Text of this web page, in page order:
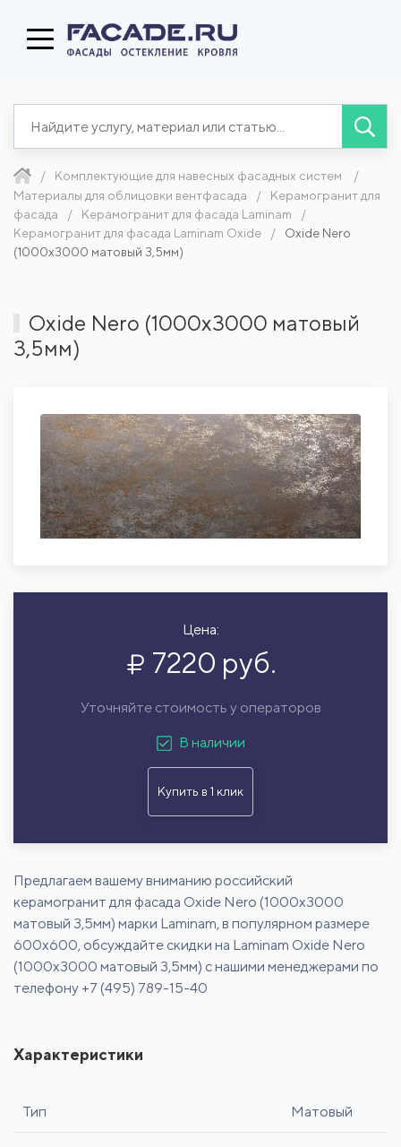
Комплектующие для навесных фасадных систем
Материалы для облицовки вентфасада
Керамогранит для
фасада
Керамогранит для фасада Laminam
Керамогранит для фасада Laminam Oxide
Oxide Nero
(1000x3000 матовый 3,5мм)
Oxide Nero (1000x3000 матовый
3,5мм)
Цена:
7220 руб.
Уточняйте стоимость у операторов
В наличии
Купить в 1 клик
Предлагаем вашему вниманию российский
керамогранит для фасада Oxide Nero (1000x3000
матовый 3,5мм) марки Laminam, в популярном размере
600х600, обсуждайте скидки на Laminam Oxide Nero
(1000x3000 матовый 3,5мм) с нашими менеджерами по
телефону +7 (495) 789-15-40
Характеристики
Тип Матовый